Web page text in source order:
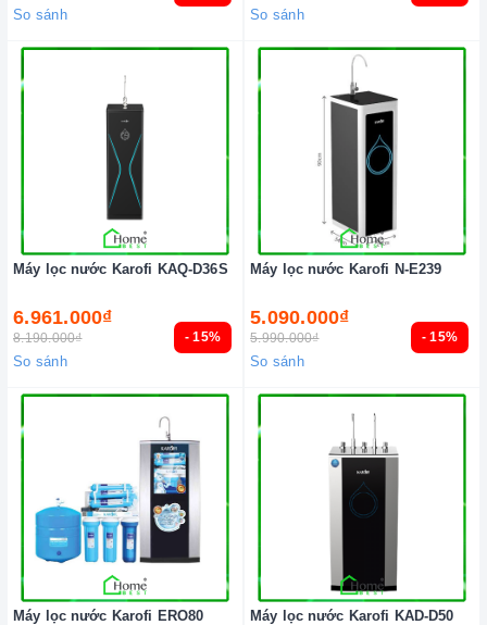
So sánh So sánh
- 15%
Máy lọc nước Karofi KAQ-D36S
6.961.000₫
8.190.000₫
So sánh
- 15%
Máy lọc nước Karofi N-E239
5.090.000₫
5.990.000₫
So sánh
Máy lọc nước Karofi ERO80 Máy lọc nước Karofi KAD-D50